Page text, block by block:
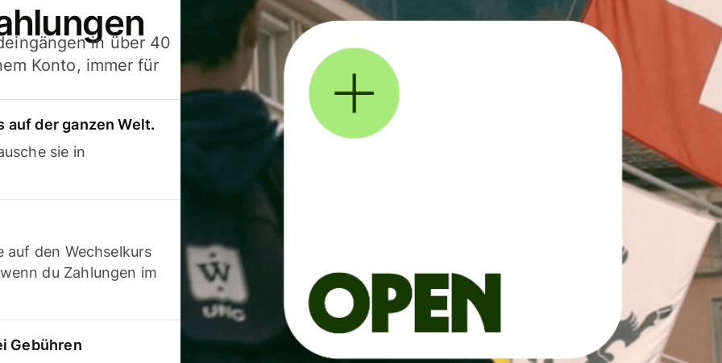
in über 40
Konto, immer für
auf der ganzen Welt.
sie in
auf den Wechselkurs
du Zahlungen im
Gebühren